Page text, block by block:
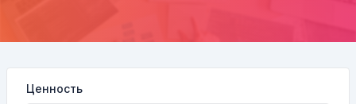
Ценность